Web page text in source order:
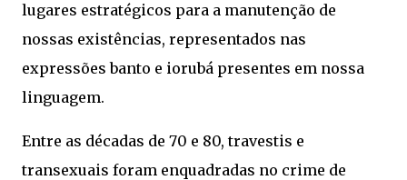
lugares estratégicos para a manutenção de
nossas existências, representados nas
expressões banto e iorubá presentes em nossa
linguagem.
Entre as décadas de 70 e 80, travestis e
transexuais foram enquadradas no crime de